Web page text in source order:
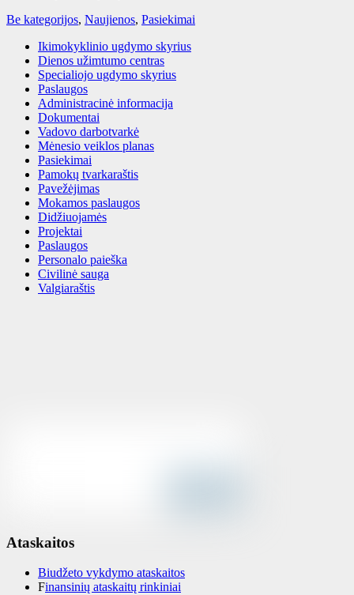
Be kategorijos, Naujienos, Pasiekimai
Ikimokyklinio ugdymo skyrius
Dienos užimtumo centras
Specialiojo ugdymo skyrius
Paslaugos
Administracinė informacija
Dokumentai
Vadovo darbotvarkė
Mėnesio veiklos planas
Pasiekimai
Pamokų tvarkaraštis
Pavežėjimas
Mokamos paslaugos
Didžiuojamės
Projektai
Paslaugos
Personalo paieška
Civilinė sauga
Valgiaraštis
Ataskaitos
Biudžeto vykdymo ataskaitos
Finansinių ataskaitų rinkiniai